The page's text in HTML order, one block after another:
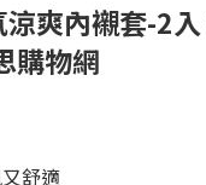
爽內襯套-2
購物網
舒適